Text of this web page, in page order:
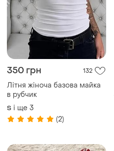
350 грн 132
Літня жіноча базова майка
в рубчик
S і ще 3
TOP